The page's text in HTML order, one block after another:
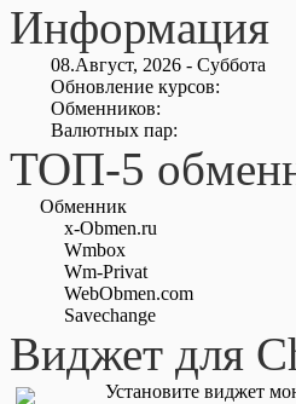
Информация
08.Август, 2026 - Суббота
Обновление курсов:
Обменников:
Валютных пар:
ТОП-5
Обменник
x-Obmen.ru
Wmbox
Wm-Privat
WebObmen.com
Savechange
Виджет для
Установите виджет